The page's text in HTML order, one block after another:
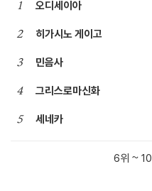
1 오디세이아
2 히가시노 게이고
3 민음사
4 그리스로마신화
5 세네카
6위 ~ 10